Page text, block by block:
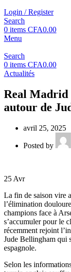
Login / Register
Search
0 items CFA0.00
Menu
Search
0 items CFA0.00
Actualités
Real Madrid
autour de
avril 25, 2025
Posted by
25 Avr
La fin de saison vire
l’élimination
champions face à
s’accumuler pour le
récemment rejoint
Jude Bellingham qui
espagnole.
Selon les